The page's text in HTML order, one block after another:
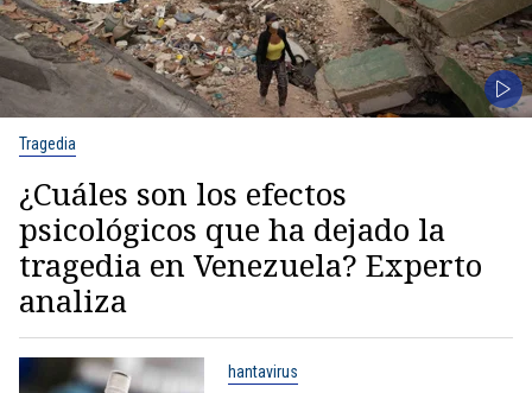
Tragedia
¿Cuáles son los efectos
psicológicos que ha dejado la
tragedia en Venezuela? Experto
analiza
hantavirus